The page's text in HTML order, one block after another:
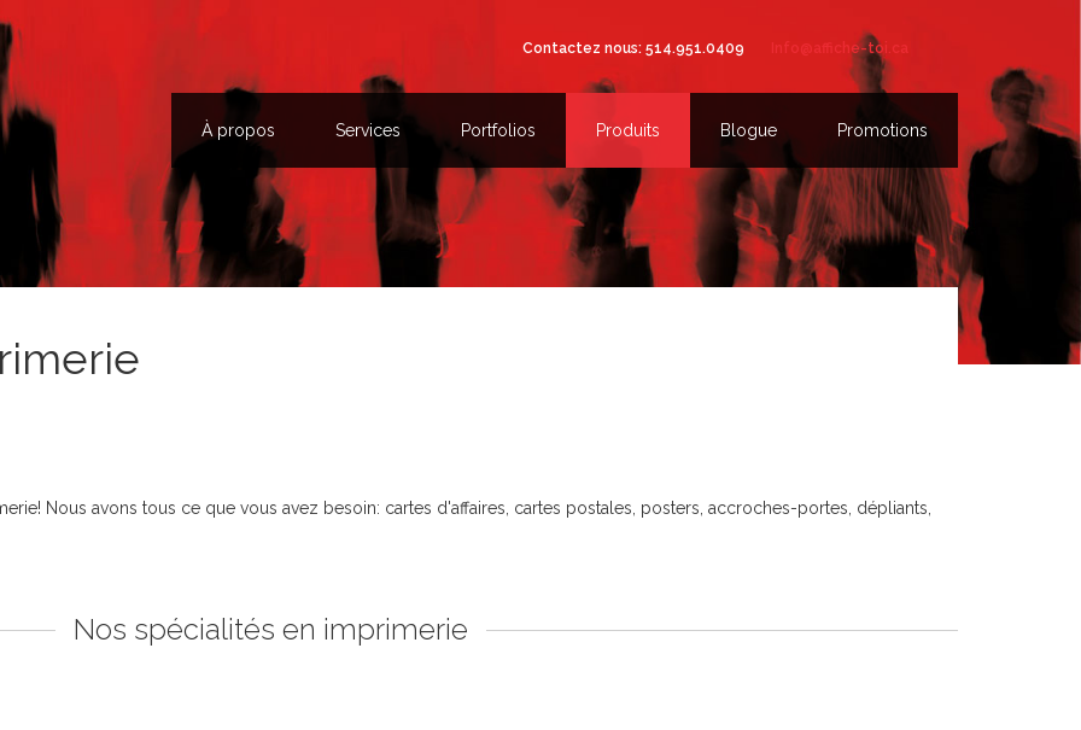
Contactez nous: 514.951.0409 Info@affiche-toi.ca
À propos Services Portfolios Produits Blogue Promotions
Nous avons tous ce que vous avez besoin: cartes d'affaires, cartes postales, posters, accroches-portes, dépliants,
Nos spécialités en imprimerie